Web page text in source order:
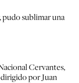
pudo sublimar una
Cervantes,
por Juan